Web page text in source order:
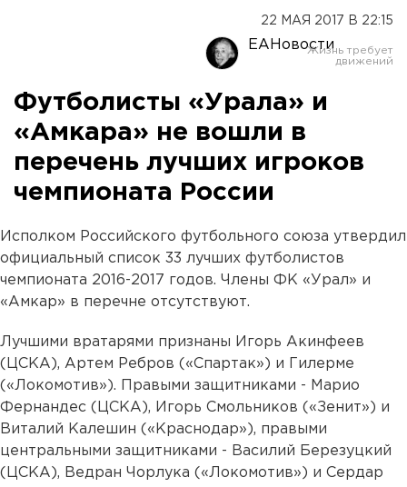
22 МАЯ 2017 В 22:15
ЕАНовости
Футболисты «Урала» и
«Амкара» не вошли в
перечень лучших игроков
чемпионата России
Исполком Российского футбольного союза утвердил
официальный список 33 лучших футболистов
чемпионата 2016-2017 годов. Члены ФК «Урал» и
«Амкар» в перечне отсутствуют.
Лучшими вратарями признаны Игорь Акинфеев
(ЦСКА), Артем Ребров («Спартак») и Гилерме
(«Локомотив»). Правыми защитниками - Марио
Фернандес (ЦСКА), Игорь Смольников («Зенит») и
Виталий Калешин («Краснодар»), правыми
центральными защитниками - Василий Березуцкий
(ЦСКА), Ведран Чорлука («Локомотив») и Сердар